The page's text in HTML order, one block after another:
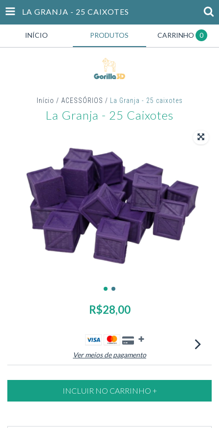
LA GRANJA - 25 CAIXOTES
INÍCIO PRODUTOS CARRINHO 0
Início / ACESSÓRIOS / La Granja - 25 caixotes
La Granja - 25 Caixotes
R$28,00
Ver meios de pagamento